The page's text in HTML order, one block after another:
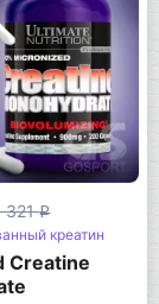
321q
креатин
Creatine